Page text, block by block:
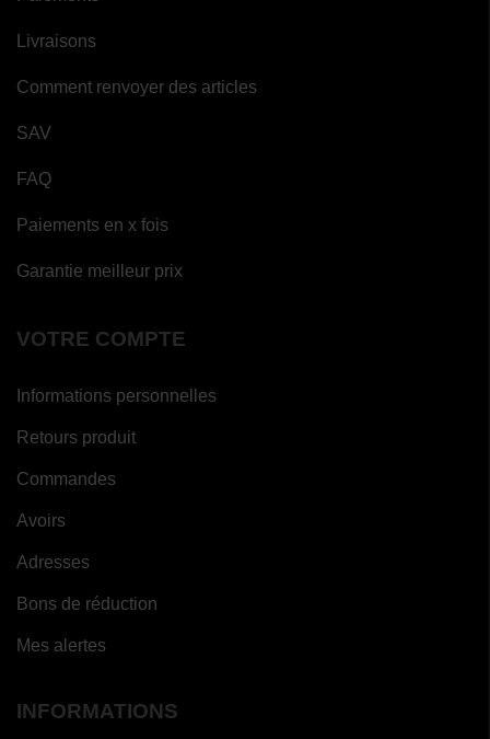
Livraisons
Comment renvoyer des articles
SAV
FAQ
Paiements en x fois
Garantie meilleur prix
VOTRE COMPTE
Informations personnelles
Retours produit
Commandes
Avoirs
Adresses
Bons de réduction
Mes alertes
INFORMATIONS